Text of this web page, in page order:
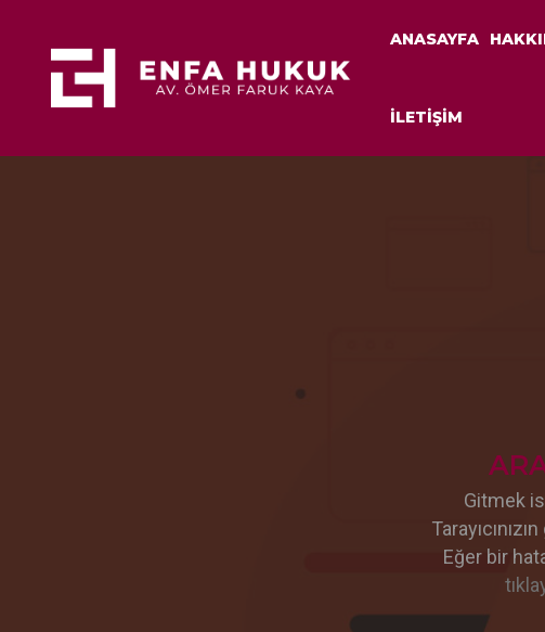
ANASAYFA
İLETİŞİM
Gitmek
Eğer bir